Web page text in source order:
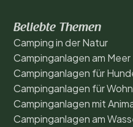
Beliebte Themen
Camping in der Natur
Campinganlagen am Meer
Campinganlagen für
Campinganlagen für
Campinganlagen mit
Campinganlagen am